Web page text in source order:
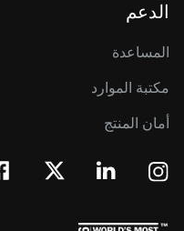
الدعم
المساعدة
مكتبة الموارد
أمان المنتج